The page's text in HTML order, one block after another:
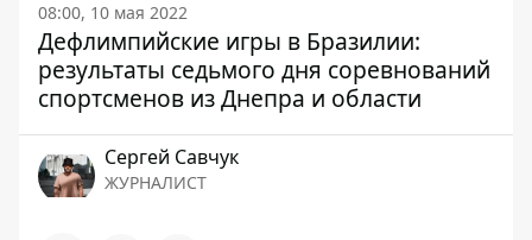
08:00, 10 мая 2022
Дефлимпийские игры в Бразилии:
результаты седьмого дня соревнований
спортсменов из Днепра и области
Сергей Савчук
ЖУРНАЛИСТ